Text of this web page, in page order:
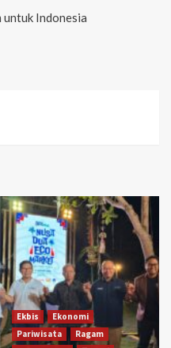
untuk Indonesia
Ekbis
Ekonomi
Pariwisata
Ragam